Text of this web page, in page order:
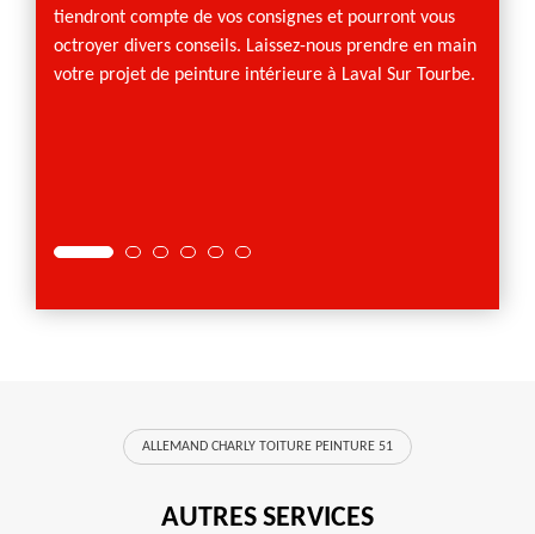
tiendront compte de vos consignes et pourront vous
octroyer divers conseils. Laissez-nous prendre en main
votre projet de peinture intérieure à Laval Sur Tourbe.
ALLEMAND CHARLY TOITURE PEINTURE 51
AUTRES SERVICES